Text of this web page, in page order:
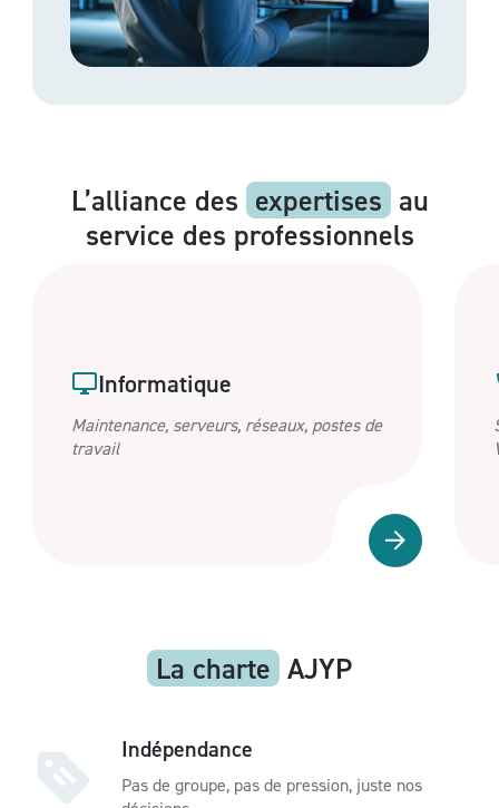
L’alliance des expertises au
service des professionnels
Informatique
Maintenance, serveurs, réseaux, postes de
travail
La charte AJYP
Indépendance
Pas de groupe, pas de pression, juste nos